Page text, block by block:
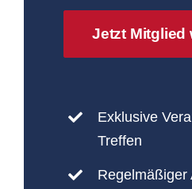
Jetzt Mitglied
Exklusive
Treffen
Regelmäßiger